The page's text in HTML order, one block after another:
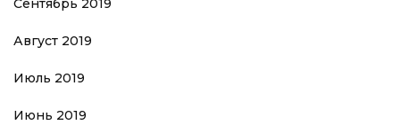
Август 2019
Июль 2019
Июнь 2019